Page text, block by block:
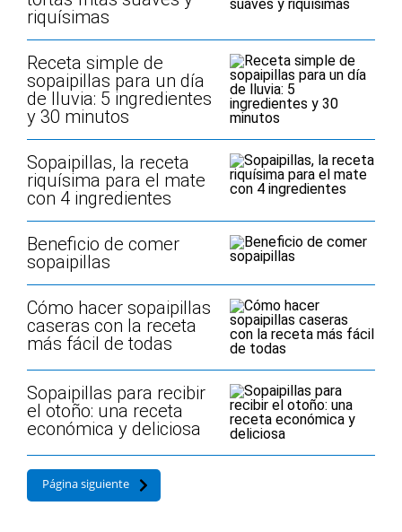
riquísimas
Receta simple de
sopaipillas para un día
de lluvia: 5 ingredientes
y 30 minutos
Sopaipillas, la receta
riquísima para el mate
con 4 ingredientes
Beneficio de comer
sopaipillas
Cómo hacer sopaipillas
caseras con la receta
más fácil de todas
Sopaipillas para recibir
el otoño: una receta
económica y deliciosa
Página siguiente